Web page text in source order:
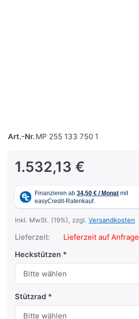
Art.-Nr.MP 255 133 750 1
1.532,13 €
inkl. MwSt. (19%), zzgl. Versandkosten
Lieferzeit:
Lieferzeit auf Anfrage
Heckstützen
Stützrad